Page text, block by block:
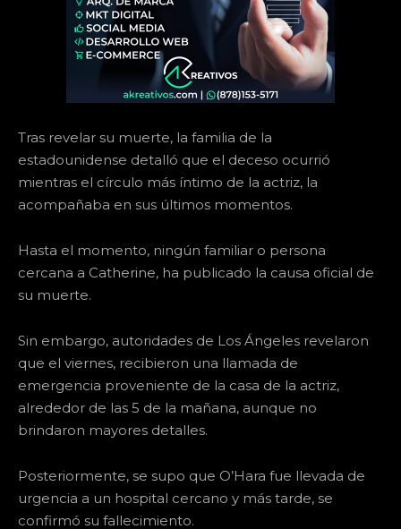
Tras revelar su muerte, la familia de la
estadounidense detalló que el deceso ocurrió
mientras el círculo más íntimo de la actriz, la
acompañaba en sus últimos momentos.
Hasta el momento, ningún familiar o persona
cercana a Catherine, ha publicado la causa oficial de
su muerte.
Sin embargo, autoridades de Los Ángeles revelaron
que el viernes, recibieron una llamada de
emergencia proveniente de la casa de la actriz,
alrededor de las 5 de la mañana, aunque no
brindaron mayores detalles.
Posteriormente, se supo que O’Hara fue llevada de
urgencia a un hospital cercano y más tarde, se
confirmó su fallecimiento.